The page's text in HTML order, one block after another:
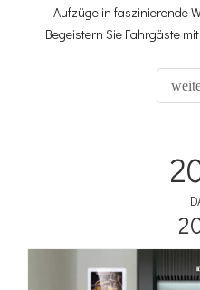
Aufzüge in faszinierende
Begeistern Sie Fahrgäste
Aufzugsunternehmen.
und bringen Sie Ihre